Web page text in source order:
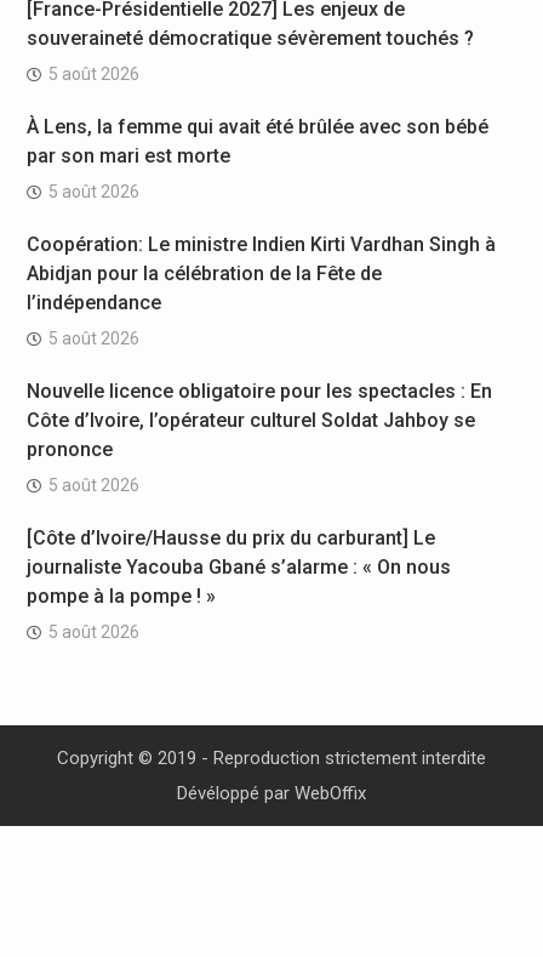
[France-Présidentielle 2027] Les enjeux de
souveraineté démocratique sévèrement touchés ?
5 août 2026
À Lens, la femme qui avait été brûlée avec son bébé
par son mari est morte
5 août 2026
Coopération: Le ministre Indien Kirti Vardhan Singh à
Abidjan pour la célébration de la Fête de
l’indépendance
5 août 2026
Nouvelle licence obligatoire pour les spectacles : En
Côte d’Ivoire, l’opérateur culturel Soldat Jahboy se
prononce
5 août 2026
[Côte d’Ivoire/Hausse du prix du carburant] Le
journaliste Yacouba Gbané s’alarme : « On nous
pompe à la pompe ! »
5 août 2026
Copyright © 2019 - Reproduction strictement interdite
Dévéloppé par WebOffix